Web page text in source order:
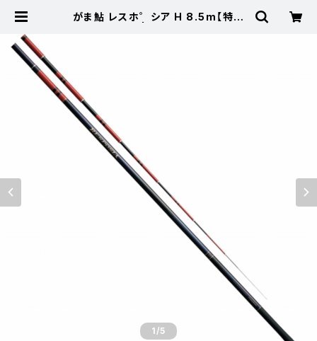
がま鮎 レスホ゜シア H 8.5m【特価
1/5